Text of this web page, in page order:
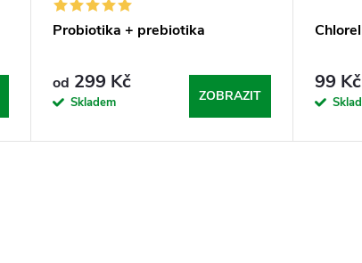
Probiotika + prebiotika
od 299 Kč
Skladem ZOBRAZIT
99 Kč